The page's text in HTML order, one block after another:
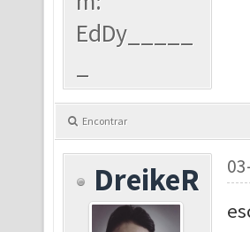
EdDy_____
Encontrar
DreikeR